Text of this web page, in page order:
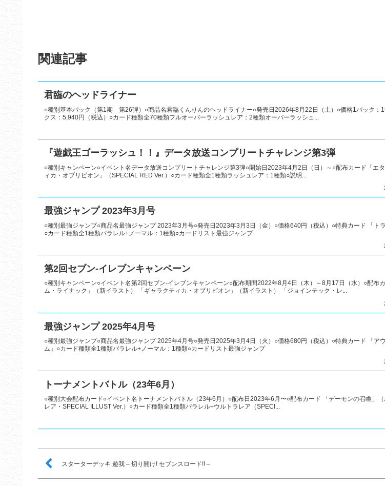
関連記事
君臨のヘッドライナー
○種別基本パック（第1期 第26弾）○商品名君臨くんりんのヘッドライナー○発売日2026年8月22日（土）○価格1パック：
クス：5,940円（税込）○カード種類全70種類フルオーバーラッシュレア：2種類オーバーラッシュ...
『遊戯王ゴーラッシュ！！』データ放送コンプリートチャレンジ第3弾
○種別キャンペーン○イベント名データ放送コンプリートチャレンジ第3弾○開始日2023年4月2日（日）～○配布カード「エ
ィカ・オブリビオン」（SPECIAL RED Ver.）○カード種類全1種類ラッシュレア：1種類○説明...
最強ジャンプ 2023年3月号
○種別最強ジャンプ○商品名最強ジャンプ 2023年3月号○発売日2023年3月3日（金）○価格640円（税込）○特典カード 「トラ
○カード種類全1種類パラレル+ノーマル：1種類○カードリスト最強ジャンプ
第2回セブン-イレブンキャンペーン
○種別キャンペーン○イベント名第2回セブン-イレブンキャンペーン○配布期間2022年8月4日（木）～8月17日（水）○配布
ム・ライナック」（新イラスト） 「ギャラクティカ・オブリビオン」（新イラスト） 「ジョインテック・レ...
最強ジャンプ 2025年4月号
○種別最強ジャンプ○商品名最強ジャンプ 2025年4月号○発売日2025年3月4日（火）○価格680円（税込）○特典カード 「ア
ム」○カード種類全1種類パラレル+ノーマル：1種類○カードリスト最強ジャンプ
トーナメントバトル（23年6月）
○種別大会配布カード○イベント名トーナメントバトル（23年6月）○配布日2023年6月〜○配布カード 「デーモンの召喚」
レア・SPECIAL ILLUST Ver.）○カード種類全1種類パラレル+ウルトラレア（SPECI...
スターターデッキ 遊我 – 切り開け! セブンスロード!! –